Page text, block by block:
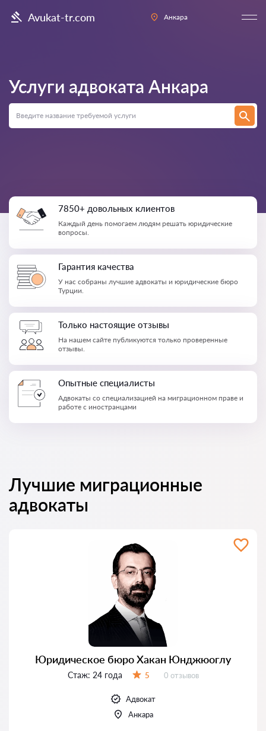
Avukat-tr.com Анкара
Услуги адвоката Анкара
7850+ довольных клиентов
Каждый день помогаем людям решать юридические
вопросы.
Гарантия качества
У нас собраны лучшие адвокаты и юридические бюро
Турции.
Только настоящие отзывы
На нашем сайте публикуются только проверенные
отзывы.
Опытные специалисты
Адвокаты со специализацией на миграционном праве и
работе с иностранцами
Лучшие миграционные
адвокаты
Юридическое бюро Хакан Юнджюоглу
Стаж: 24 года 5 Отзывов:
0 отзывов
Адвокат
Анкара